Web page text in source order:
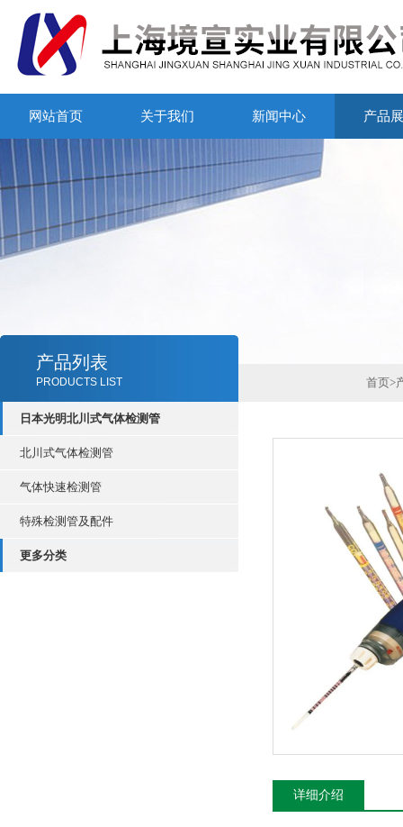
网站首页 关于我们 新闻中心 产品
产品列表
PRODUCTS LIST
日本光明北川式气体检测管
北川式气体检测管
气体快速检测管
特殊检测管及配件
更多分类
首页>
详细介绍